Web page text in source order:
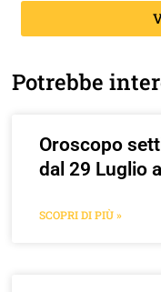
Potrebbe
Oroscopo
dal 29 Luglio
SCOPRI DI PIÙ »